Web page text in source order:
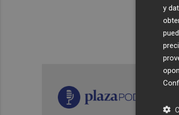
y